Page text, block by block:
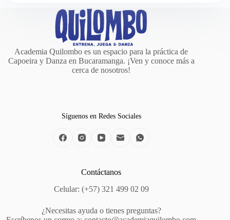
Academia Quilombo es un espacio para la práctica de
Capoeira y Danza en Bucaramanga. ¡Ven y conoce más a
cerca de nosotros!
Síguenos en Redes Sociales
Contáctanos
Celular: (+57) 321 499 02 09
¿Necesitas ayuda o tienes preguntas?